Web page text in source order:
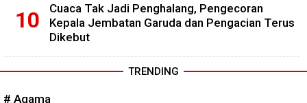
Cuaca Tak Jadi Penghalang, Pengecoran
Kepala Jembatan Garuda dan Pengacian Terus
Dikebut
TRENDING
# Agama